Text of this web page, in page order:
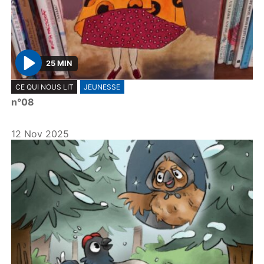
P
l
a
25 MIN
CE QUI NOUS LIT JEUNESSE
n°08
12 Nov 2025